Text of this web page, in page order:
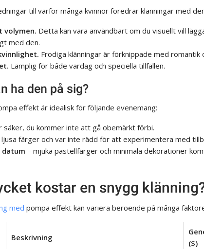
till varför många kvinnor föredrar klänningar med
volymen. Detta kan vara användbart om du visuellt vill
med den.
Frodiga klänningar är förknippade med romantik
Lämplig för både vardag och speciella tillfällen.
ha den på sig?
effekt är idealisk för följande evenemang:
säker, du kommer inte att gå obemärkt förbi.
ljusa färger och var inte rädd för att experimentera med
datum – mjuka pastellfärger och minimala dekorationer
kostar en snygg
med pompa effekt kan variera beroende på många
Beskrivning
($)